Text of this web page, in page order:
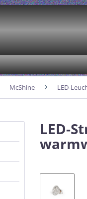
McShine LED-
LED-